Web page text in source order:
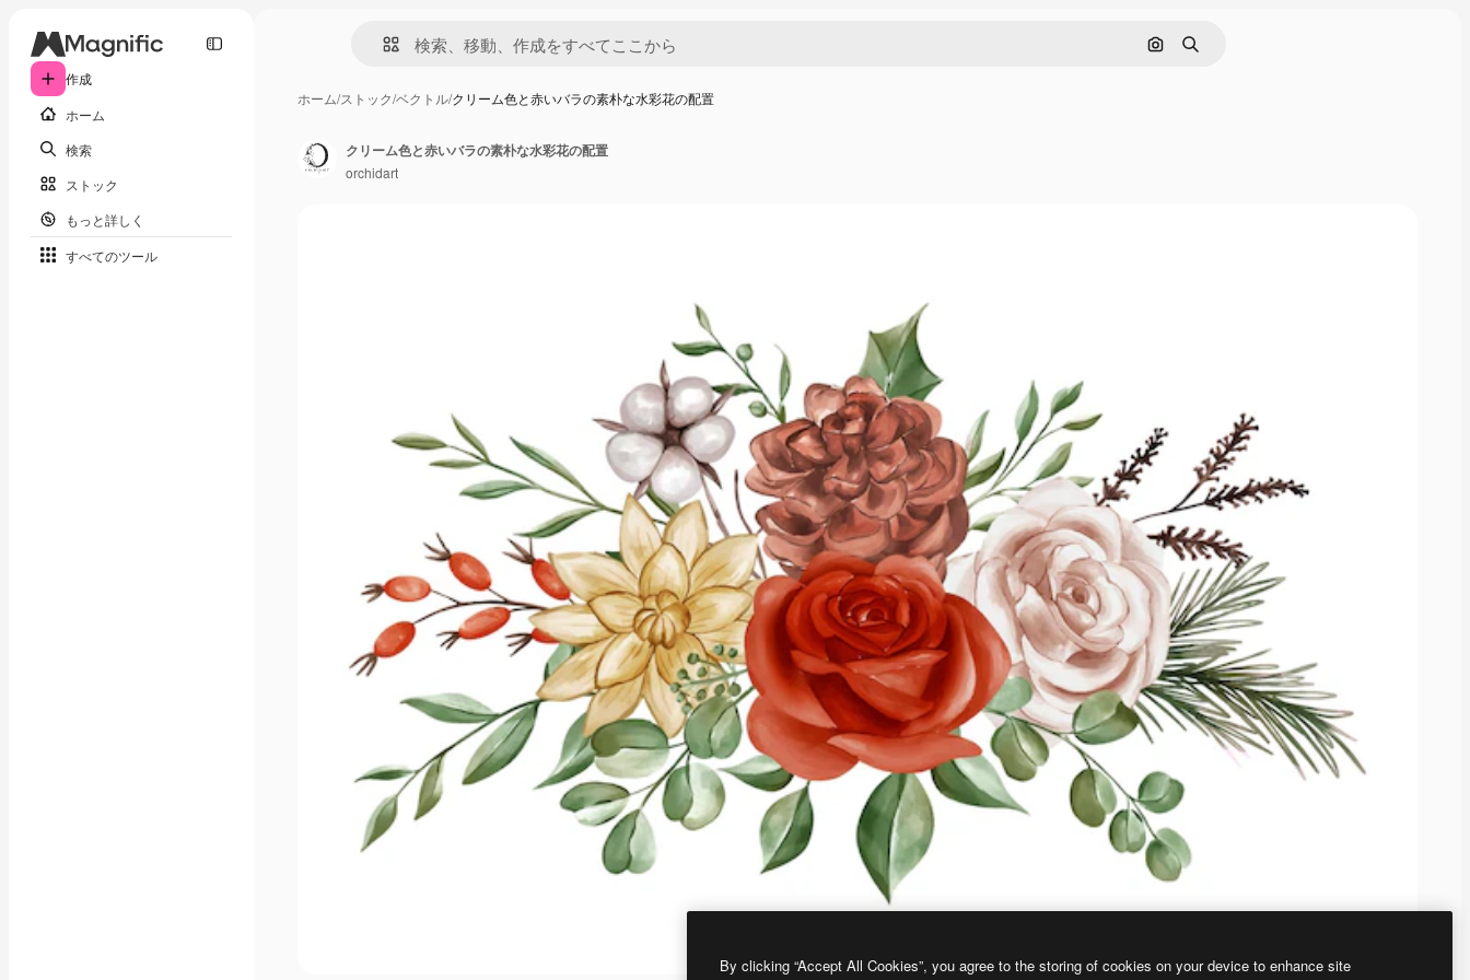
作成
ホーム
検索
ストック
もっと詳しく
すべてのツール
画像で検索
検索
ホーム/ストック/ベクトル/クリーム色と赤いバラの素朴な水彩花の配置
クリーム色と赤いバラの素朴な水彩花の配置
orchidart
By clicking “Accept All Cookies”, you agree to the storing of cookies on your device to enhance site